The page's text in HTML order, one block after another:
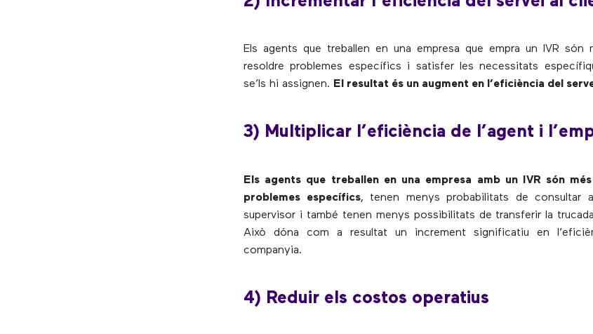
Els agents que treballen en una empresa que empra un IVR són
resoldre problemes específics i satisfer les necessitats
se’ls hi assignen. El resultat és un augment en l’eficiència del
3) Multiplicar l’eficiència de l’agent i
Els agents que treballen en una empresa amb un IVR són
problemes específics, tenen menys probabilitats de consultar
supervisor i també tenen menys possibilitats de transferir la
Això dóna com a resultat un increment significatiu en
companyia.
4) Reduir els costos operatius